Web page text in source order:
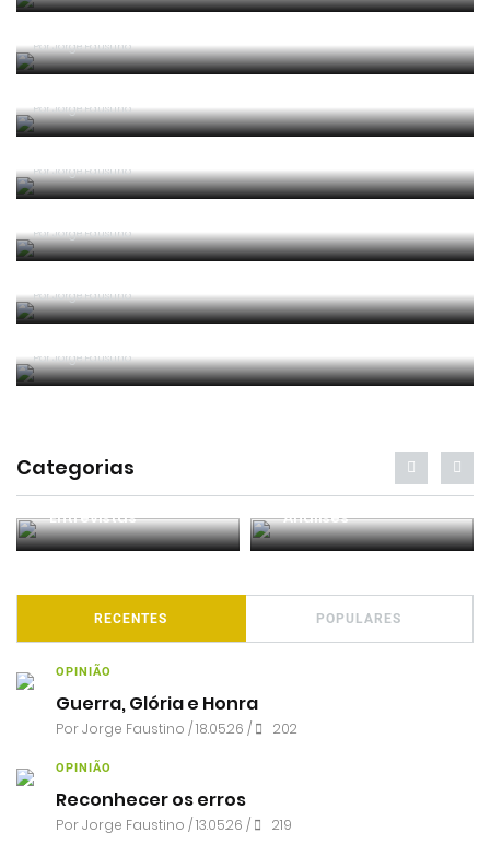
PorJorge Faustino
PorJorge Faustino
PorJorge Faustino
PorJorge Faustino
PorJorge Faustino
PorJorge Faustino
Categorias
Entrevistas Análises
RECENTES POPULARES
OPINIÃO
Guerra, Glória e Honra
PorJorge Faustino / 18.05.26 / 202
OPINIÃO
Reconhecer os erros
PorJorge Faustino / 13.05.26 / 219